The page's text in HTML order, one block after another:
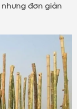
đơn giản